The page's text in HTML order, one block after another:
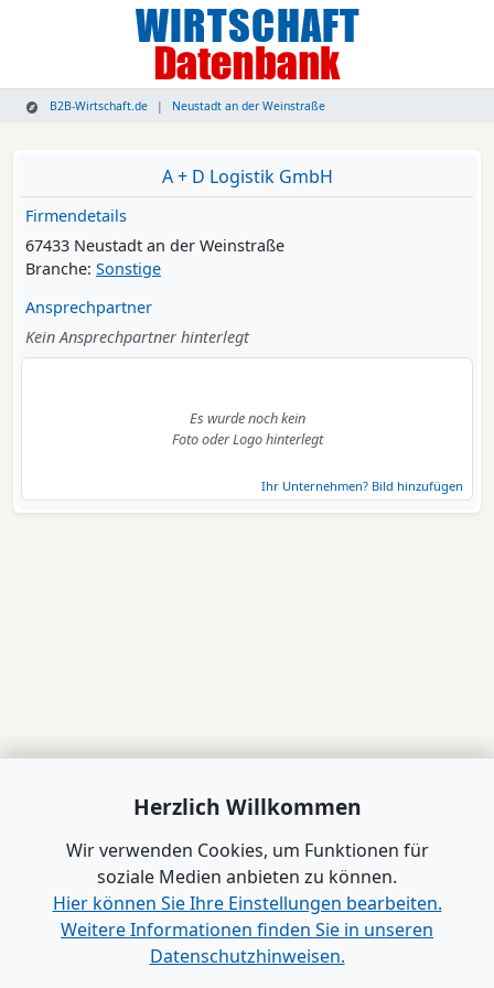
B2B-Wirtschaft.de Neustadt an der Weinstraße
A + D Logistik GmbH
Firmendetails
67433 Neustadt an der Weinstraße
Branche: Sonstige
Ansprechpartner
Kein Ansprechpartner hinterlegt
Es wurde noch kein
Foto oder Logo hinterlegt
Ihr Unternehmen? Bild hinzufügen
Herzlich Willkommen
Wir verwenden Cookies, um Funktionen für
soziale Medien anbieten zu können.
Hier können Sie Ihre Einstellungen bearbeiten.
Weitere Informationen finden Sie in unseren
Datenschutzhinweisen.